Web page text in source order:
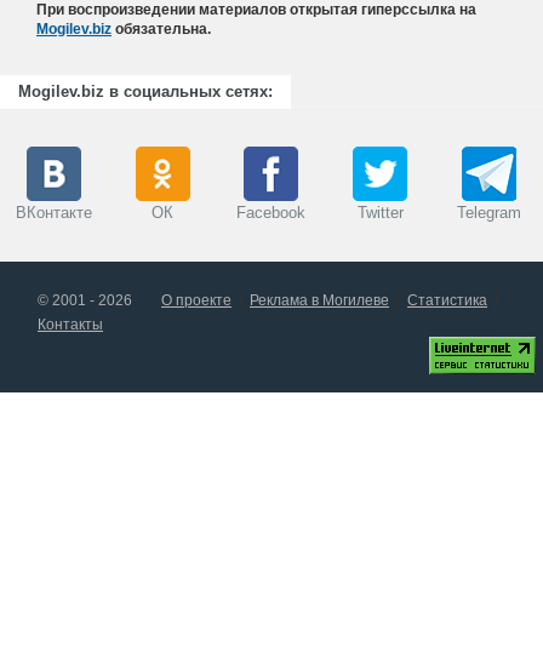
При воспроизведении материалов открытая гиперссылка на
Mogilev.biz обязательна.
Mogilev.biz в социальных сетях:
ВКонтакте ОК Facebook Twitter Telegram
© 2001 - 2026 О проекте Реклама в Могилеве
Статистика
Контакты